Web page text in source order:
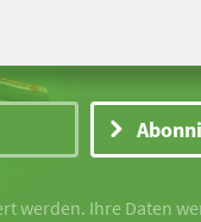
werden. Ihre Daten